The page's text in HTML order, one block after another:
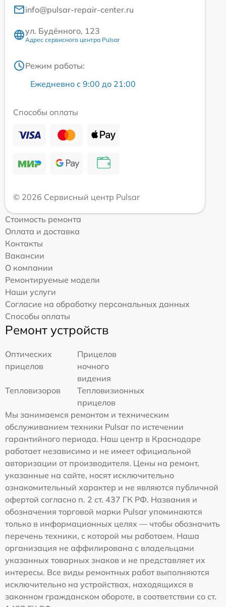
info@pulsar-repair-center.ru
ул. Будённого, 123
Адрес сервисного центра Pulsar
Режим работы:
Ежедневно с 9:00 до 21:00
Способы оплаты
© 2026 Сервисный центр Pulsar
Стоимость ремонта
Оплата и доставка
Контакты
Вакансии
О компании
Ремонтируемые модели
Наши услуги
Согласие на обработку персональных данных
Способы оплаты
Ремонт устройств
Оптических
прицелов
Прицелов
ночного
видения
Тепловизоров
Тепловизионных
прицелов
Мы занимаемся ремонтом и техническим
обслуживанием техники Pulsar по истечении
гарантийного периода. Наш центр в Краснодаре
работает независимо и не имеет официальной
авторизации от производителя. Цены на ремонт,
указанные на сайте, носят исключительно
ознакомительный характер и не являются публичной
офертой согласно п. 2 ст. 437 ГК РФ. Названия и
обозначения торговой марки Pulsar упоминаются
только в информационных целях — чтобы обозначить
перечень техники, с которой мы работаем. Наша
организация не аффилирована с владельцами
указанных товарных знаков и не представляет их
интересы. Все виды ремонтных работ выполняются
исключительно на устройствах, находящихся в
законном гражданском обороте, в соответствии со ст.